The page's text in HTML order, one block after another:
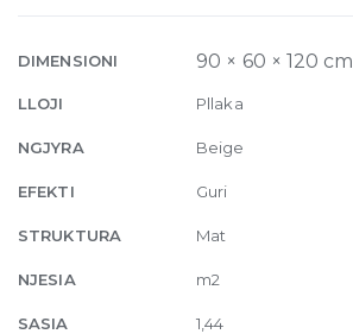
9mm
x
120
Rectified
quantity
DIMENSIONI 90 × 60 × 120 cm
LLOJI Pllaka
NGJYRA Beige
EFEKTI Guri
STRUKTURA Mat
NJESIA m2
SASIA 1,44